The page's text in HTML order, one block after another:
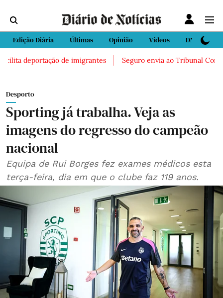
Edição Diária Últimas Opinião Vídeos DN Sport
deportação de imigrantes Seguro envia ao Tribunal
Desporto
Sporting já trabalha. Veja as
imagens do regresso do campeão
nacional
Equipa de Rui Borges fez exames médicos esta
terça-feira, dia em que o clube faz 119 anos.